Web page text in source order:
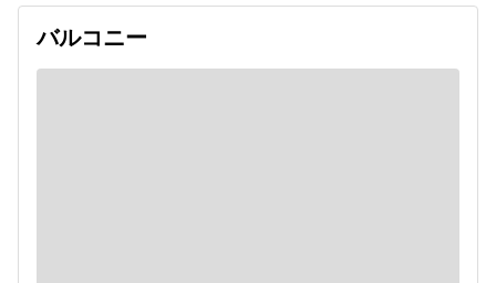
バルコニー